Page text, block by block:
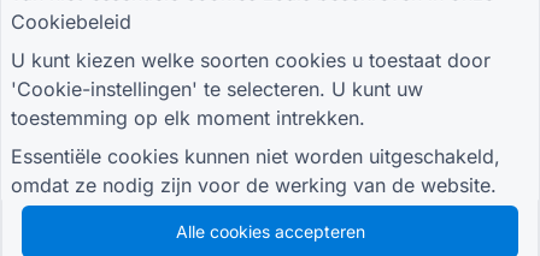
SLUIT JE AAN BIJ DE GEMEENSCHAP
© 2026 QR Form Generator. All rights reserved.
Cookiebeleid
U kunt kiezen welke soorten cookies u toestaat door
'Cookie-instellingen' te selecteren. U kunt uw
toestemming op elk moment intrekken.
Essentiële cookies kunnen niet worden uitgeschakeld,
omdat ze nodig zijn voor de werking van de website.
Alle cookies accepteren